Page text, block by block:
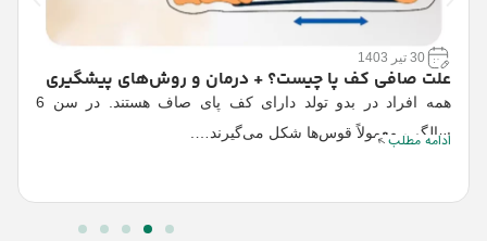
30 تیر 1403
علت صافی کف پا چیست؟ + درمان و روش‌های پیشگیری
همه افراد در بدو تولد دارای کف پای صاف هستند. در سن 6
سالگی، معمولاً قوس‌ها شکل می‌گیرند….
ادامه مطلب